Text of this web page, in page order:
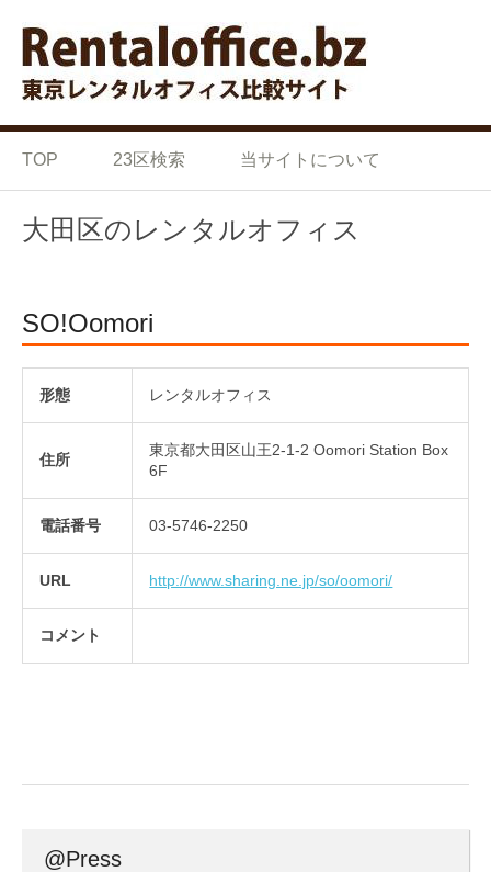
東京の格安 レンタルオフ
ィス 比較サイト
TOP 23区検索 当サイトについて
大田区のレンタルオフィス
SO!Oomori
形態 レンタルオフィス
住所
東京都大田区山王2-1-2 Oomori Station Box
6F
電話番号 03-5746-2250
URL http://www.sharing.ne.jp/so/oomori/
コメント
@Press